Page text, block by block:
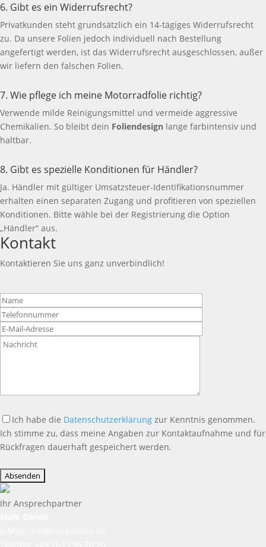
6. Gibt es ein Widerrufsrecht?
Privatkunden steht grundsätzlich ein 14-tägiges Widerrufsrecht
zu. Da unsere Folien jedoch individuell nach Bestellung
angefertigt werden, ist das Widerrufsrecht ausgeschlossen, außer
wir liefern den falschen Folien.
7. Wie pflege ich meine Motorradfolie richtig?
Verwende milde Reinigungsmittel und vermeide aggressive
Chemikalien. So bleibt dein Foliendesign lange farbintensiv und
haltbar.
8. Gibt es spezielle Konditionen für Händler?
Ja. Händler mit gültiger Umsatzsteuer-Identifikationsnummer
erhalten einen separaten Zugang und profitieren von speziellen
Konditionen. Bitte wähle bei der Registrierung die Option
„Händler“ aus.
Kontakt
Kontaktieren Sie uns ganz unverbindlich!
Bitte
lasse
dieses
Feld
leer.
Ich habe die Datenschutzerklärung zur Kenntnis genommen.
Ich stimme zu, dass meine Angaben zur Kontaktaufnahme und für
Rückfragen dauerhaft gespeichert werden.
lasse
dieses
Feld
Ihr Ansprechpartner